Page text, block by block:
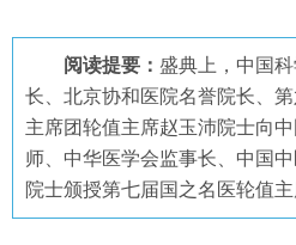
阅读提要： 盛典上，中国
长、北京协和医院名誉院长、
主席团轮值主席赵玉沛院士向
师、中华医学会监事长、中国
院士颁授第七届国之名医轮值主